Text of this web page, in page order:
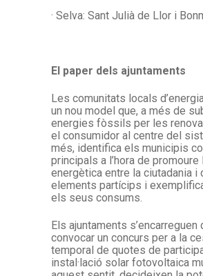
· Selva: Sant Julià de Llor i
El paper dels ajuntaments
Les comunitats locals
un nou model que, a més de
energies fòssils per les
el consumidor al centre del
més, identifica els municipis
principals a l’hora de
energètica entre la ciutadania i
elements partícips i
els seus consums.
Els ajuntaments s’encarreguen
convocar un concurs per a la
temporal de quotes de
instal·lació solar fotovoltaica